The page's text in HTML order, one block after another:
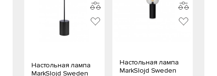
Настольная лампа
MarkSlojd Sweden
Настольная лампа
MarkSlojd Sweden